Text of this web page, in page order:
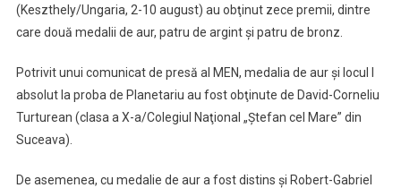
(Keszthely/Ungaria, 2-10 august) au obţinut zece premii, dintre
care două medalii de aur, patru de argint şi patru de bronz.
Potrivit unui comunicat de presă al MEN, medalia de aur şi locul I
absolut la proba de Planetariu au fost obţinute de David-Corneliu
Turturean (clasa a X-a/Colegiul Naţional „Ştefan cel Mare” din
Suceava).
De asemenea, cu medalie de aur a fost distins şi Robert-Gabriel